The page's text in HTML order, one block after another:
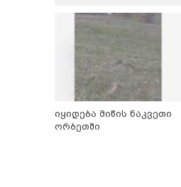
იყიდება მიწის ნაკვეთი
ორბეთში